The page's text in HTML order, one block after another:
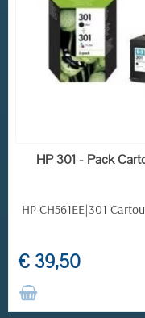
HP 301 - Pack
HP CH561EE|301
€ 39,50